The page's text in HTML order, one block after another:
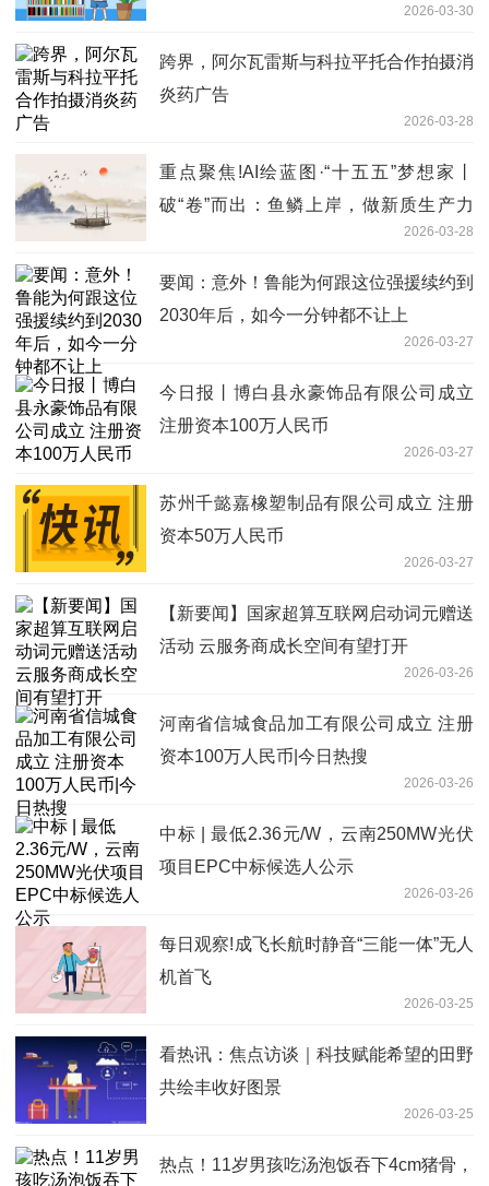
2026-03-30
跨界，阿尔瓦雷斯与科拉平托合作拍摄消
炎药广告
2026-03-28
重点聚焦!AI绘蓝图·“十五五”梦想家丨
破“卷”而出：鱼鳞上岸，做新质生产力
2026-03-28
要闻：意外！鲁能为何跟这位强援续约到
2030年后，如今一分钟都不让上
2026-03-27
今日报丨博白县永豪饰品有限公司成立
注册资本100万人民币
2026-03-27
苏州千懿嘉橡塑制品有限公司成立 注册
资本50万人民币
2026-03-27
【新要闻】国家超算互联网启动词元赠送
活动 云服务商成长空间有望打开
2026-03-26
河南省信城食品加工有限公司成立 注册
资本100万人民币|今日热搜
2026-03-26
中标 | 最低2.36元/W，云南250MW光伏
项目EPC中标候选人公示
2026-03-26
每日观察!成飞长航时静音“三能一体”无人
机首飞
2026-03-25
看热讯：焦点访谈｜科技赋能希望的田野
共绘丰收好图景
2026-03-25
热点！11岁男孩吃汤泡饭吞下4cm猪骨，